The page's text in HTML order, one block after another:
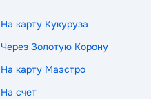
На карту Кукуруза
Через Золотую Корону
На карту Маэстро
На счет